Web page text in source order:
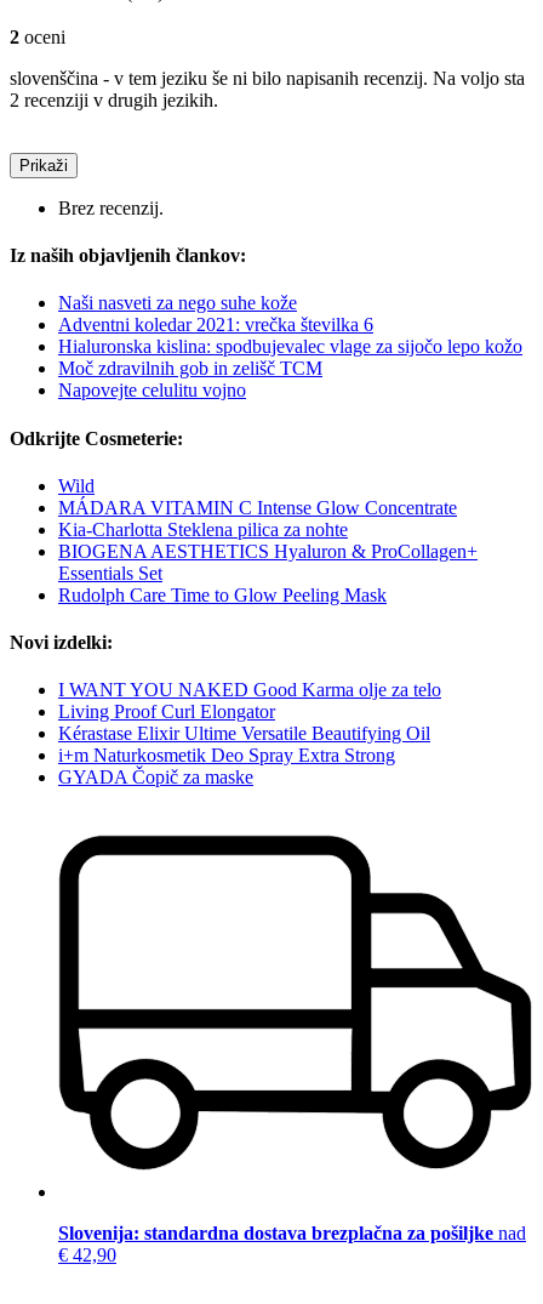
2 oceni
slovenščina - v tem jeziku še ni bilo napisanih recenzij. Na voljo sta
2 recenziji v drugih jezikih.
Prikaži
Brez recenzij.
Iz naših objavljenih člankov:
Naši nasveti za nego suhe kože
Adventni koledar 2021: vrečka številka 6
Hialuronska kislina: spodbujevalec vlage za sijočo lepo kožo
Moč zdravilnih gob in zelišč TCM
Napovejte celulitu vojno
Odkrijte Cosmeterie:
Wild
MÁDARA VITAMIN C Intense Glow Concentrate
Kia-Charlotta Steklena pilica za nohte
BIOGENA AESTHETICS Hyaluron & ProCollagen+
Essentials Set
Rudolph Care Time to Glow Peeling Mask
Novi izdelki:
I WANT YOU NAKED Good Karma olje za telo
Living Proof Curl Elongator
Kérastase Elixir Ultime Versatile Beautifying Oil
i+m Naturkosmetik Deo Spray Extra Strong
GYADA Čopič za maske
Slovenija: standardna dostava brezplačna za pošiljke nad
€ 42,90